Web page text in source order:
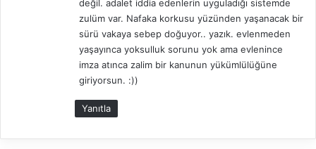
değil. adalet iddia edenlerin uyguladığı sistemde
zulüm var. Nafaka korkusu yüzünden yaşanacak bir
sürü vakaya sebep doğuyor.. yazık. evlenmeden
yaşayınca yoksulluk sorunu yok ama evlenince
imza atınca zalim bir kanunun yükümlülüğüne
giriyorsun. :))
Yanıtla